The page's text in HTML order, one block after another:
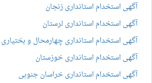
آگهی استخدام استانداری زنجان
آگهی استخدام استانداری لرستان
آگهی استخدام استانداری چهارمحال و بختیاری
آگهی استخدام استانداری خوزستان
آگهی استخدام استانداری خراسان جنوبی